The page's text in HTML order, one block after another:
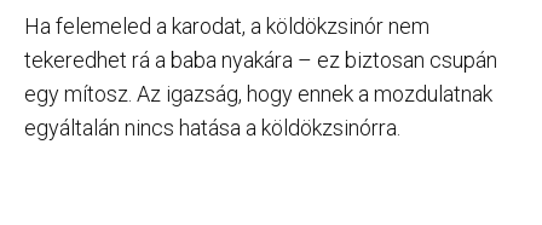
Ha felemeled a karodat, a köldökzsinór nem
tekeredhet rá a baba nyakára – ez biztosan csupán
egy mítosz. Az igazság, hogy ennek a mozdulatnak
egyáltalán nincs hatása a köldökzsinórra.